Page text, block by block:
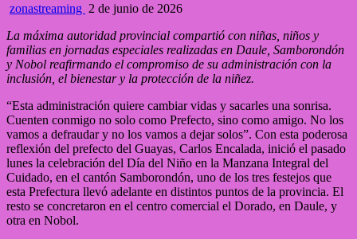
zonastreaming 2 de junio de 2026
La máxima autoridad provincial compartió con niñas, niños y
familias en jornadas especiales realizadas en Daule, Samborondón
y Nobol reafirmando el compromiso de su administración con la
inclusión, el bienestar y la protección de la niñez.
“Esta administración quiere cambiar vidas y sacarles una sonrisa.
Cuenten conmigo no solo como Prefecto, sino como amigo. No los
vamos a defraudar y no los vamos a dejar solos”. Con esta poderosa
reflexión del prefecto del Guayas, Carlos Encalada, inició el pasado
lunes la celebración del Día del Niño en la Manzana Integral del
Cuidado, en el cantón Samborondón, uno de los tres festejos que
esta Prefectura llevó adelante en distintos puntos de la provincia. El
resto se concretaron en el centro comercial el Dorado, en Daule, y
otra en Nobol.